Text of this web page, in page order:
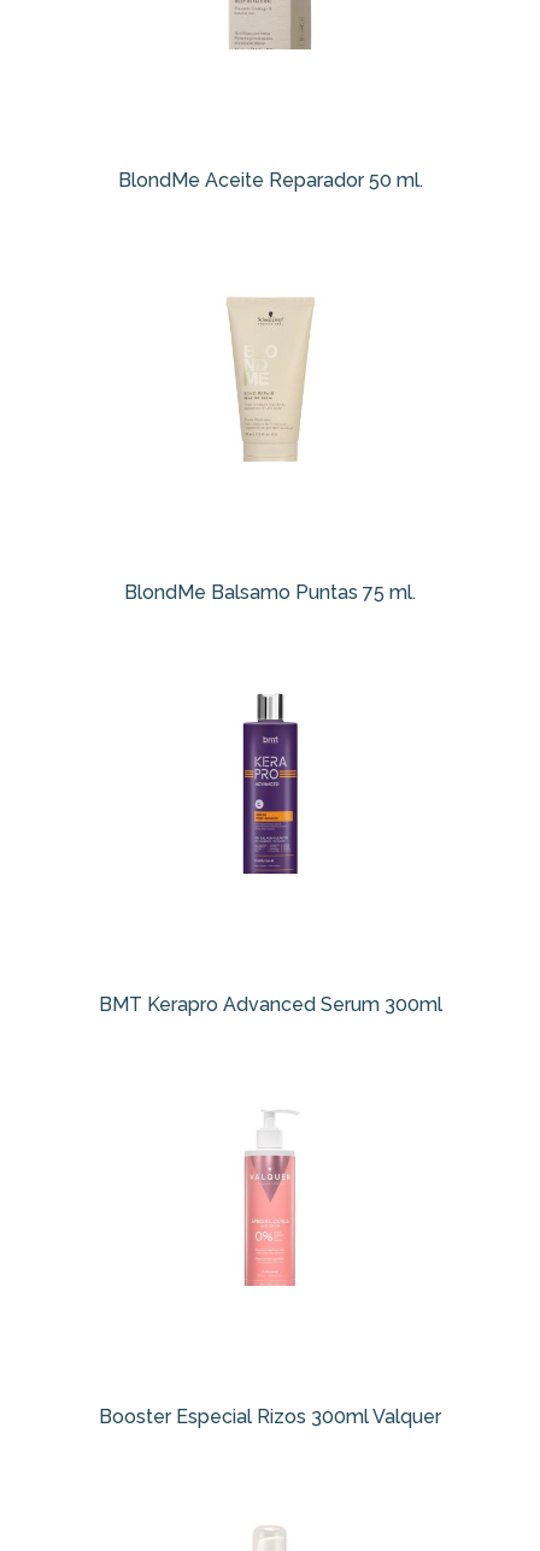
BlondMe Aceite Reparador 50 ml.
BlondMe Balsamo Puntas 75 ml.
BMT Kerapro Advanced Serum 300ml
Booster Especial Rizos 300ml Valquer